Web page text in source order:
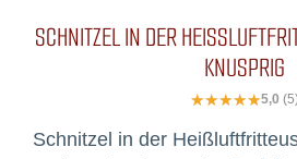
SCHNITZEL IN DER
NUSPRIG
5,0
Schnitzel in der